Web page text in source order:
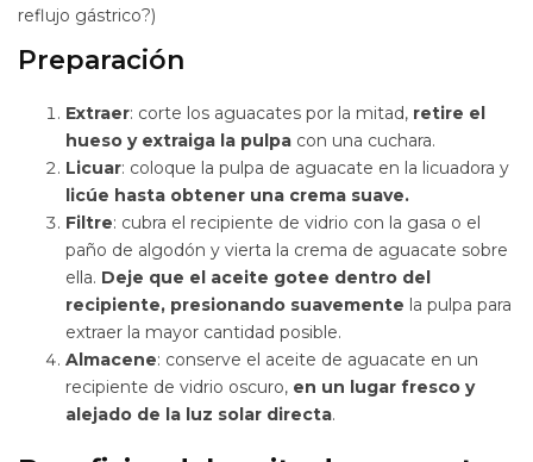
reflujo gástrico?)
Preparación
Extraer: corte los aguacates por la mitad, retire el
hueso y extraiga la pulpa con una cuchara.
Licuar: coloque la pulpa de aguacate en la licuadora y
licúe hasta obtener una crema suave.
Filtre: cubra el recipiente de vidrio con la gasa o el
paño de algodón y vierta la crema de aguacate sobre
ella. Deje que el aceite gotee dentro del
recipiente, presionando suavemente la pulpa para
extraer la mayor cantidad posible.
Almacene: conserve el aceite de aguacate en un
recipiente de vidrio oscuro, en un lugar fresco y
alejado de la luz solar directa.